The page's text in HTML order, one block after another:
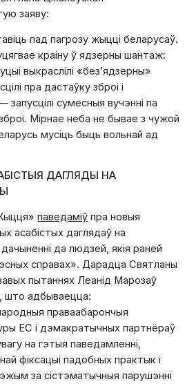
заяву:
пад пагрозу жыцці беларусаў.
краіну ў ядзерны шантаж:
выкраслілі «без’ядзерны»
пра дастаўку зброі і
сумесныя вучэнні па
Мірнае неба не бывае з чужой
мусіць быць вольнай ад
ДАГЛЯДЫ НА
паведаміў пра новыя
асабістых даглядаў на
да людзей, якія раней
справах». Дарадца Святланы
пытаннях Леанід Марозаў
што адбываецца:
праваабарончыя
ЕС і дэмакратычных партнёраў
на гэтыя паведамленні,
фіксацыі падобных практык і
за сістэматычныя парушэнні